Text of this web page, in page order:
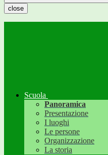
close
Scuola
Panoramica
Presentazione
I luoghi
Le persone
Organizzazione
La storia